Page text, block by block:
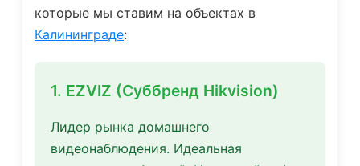
которые мы ставим на объектах в
Калининграде:
1. EZVIZ (Суббренд Hikvision)
Лидер рынка домашнего
видеонаблюдения. Идеальная